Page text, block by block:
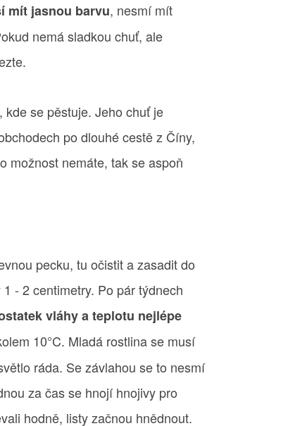
mít jasnou barvu, nesmí mít
nemá sladkou chuť, ale
se pěstuje. Jeho chuť je
po dlouhé cestě z Číny,
možnost nemáte, tak se aspoň
pecku, tu očistit a zasadit do
- 2 centimetry. Po pár týdnech
vláhy a teplotu nejlépe
10°C. Mladá rostlina se musí
ráda. Se závlahou se to nesmí
za čas se hnojí hnojivy pro
hodně, listy začnou hnědnout.